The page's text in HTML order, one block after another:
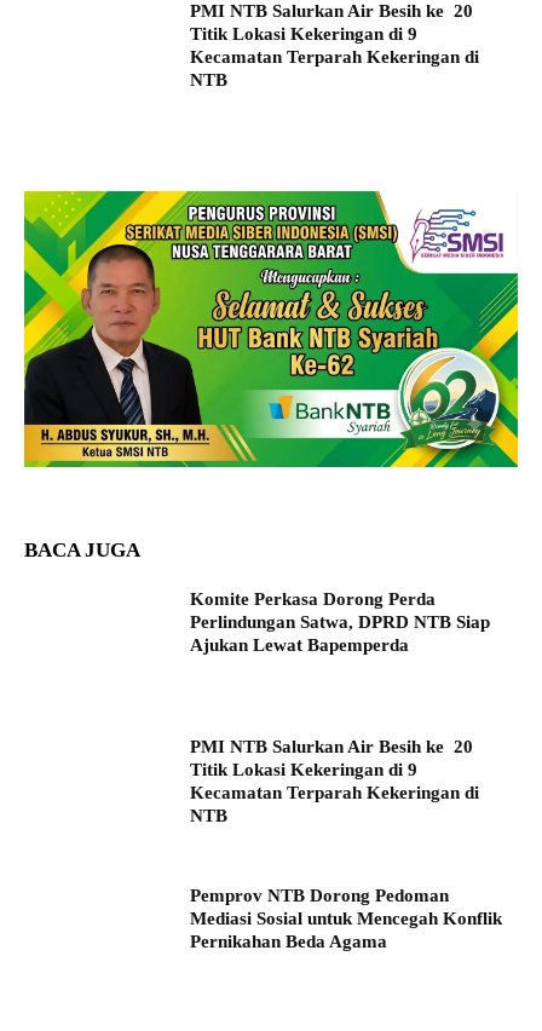
PMI NTB Salurkan Air Besih ke 20
Titik Lokasi Kekeringan di 9
Kecamatan Terparah Kekeringan di
NTB
BACA JUGA
Komite Perkasa Dorong Perda
Perlindungan Satwa, DPRD NTB Siap
Ajukan Lewat Bapemperda
PMI NTB Salurkan Air Besih ke 20
Titik Lokasi Kekeringan di 9
Kecamatan Terparah Kekeringan di
NTB
Pemprov NTB Dorong Pedoman
Mediasi Sosial untuk Mencegah Konflik
Pernikahan Beda Agama